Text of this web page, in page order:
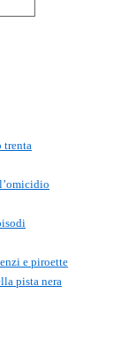
trenta
e piroette
pista nera